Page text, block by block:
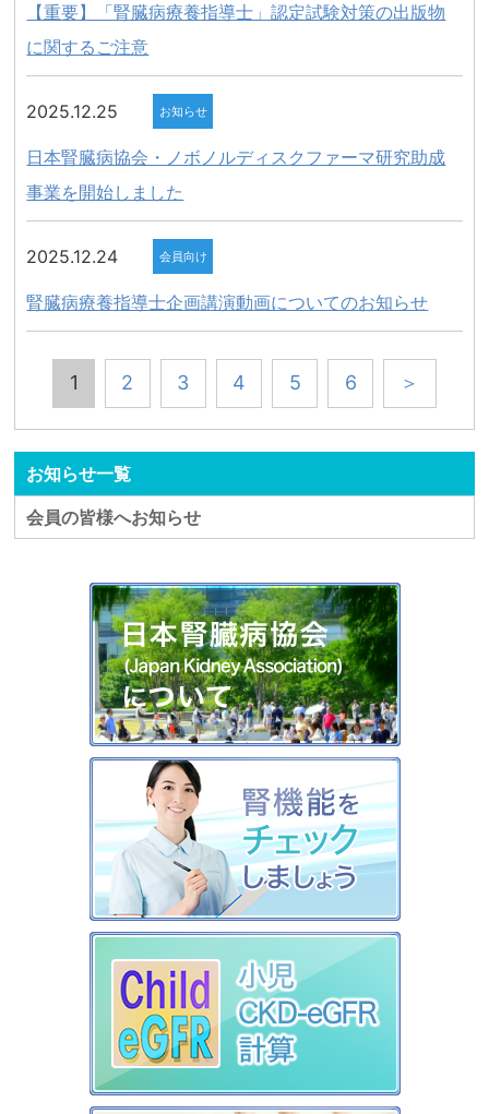
お知らせ一覧
会員の皆様へお知らせ
【重要】「腎臓病療養指導士」認定試験対策の出版物
に関するご注意
2025.12.25 お知らせ
日本腎臓病協会・ノボノルディスクファーマ研究助成
事業を開始しました
2025.12.24 会員向け
腎臓病療養指導士企画講演動画についてのお知らせ
1 2 3 4 5 6 ＞